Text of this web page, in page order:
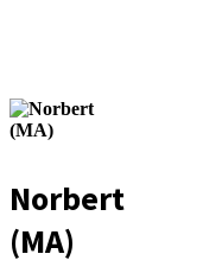
Norbert
(MA)